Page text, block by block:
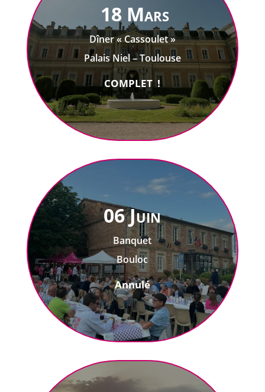
18 Mars
Dîner « Cassoulet »
Palais Niel – Toulouse
COMPLET !
06 Juin
Banquet
Bouloc
Annulé